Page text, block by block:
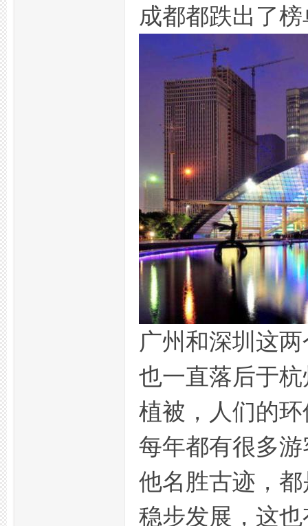
成都都跌出了
广州和深圳这
也一直落后于
植被，人们的
每年都有很多
他名胜古迹，
稳步发展，这